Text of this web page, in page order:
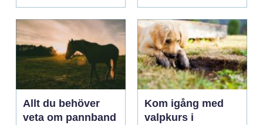
Allt du behöver
veta om pannband
Kom igång med
valpkurs i